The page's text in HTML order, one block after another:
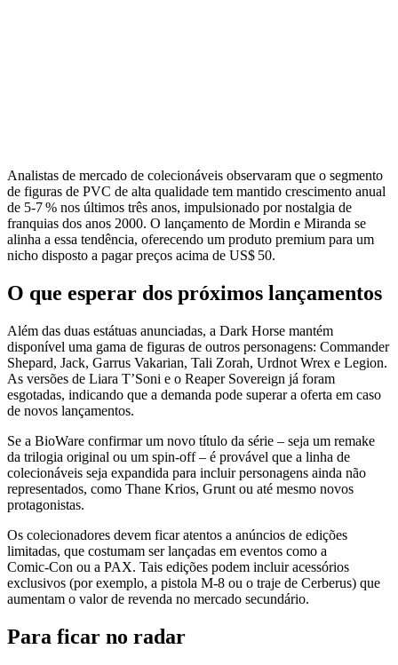
Analistas de mercado de colecionáveis observaram que o segmento
de figuras de PVC de alta qualidade tem mantido crescimento anual
de 5‑7 % nos últimos três anos, impulsionado por nostalgia de
franquias dos anos 2000. O lançamento de Mordin e Miranda se
alinha a essa tendência, oferecendo um produto premium para um
nicho disposto a pagar preços acima de US$ 50.
O que esperar dos próximos lançamentos
Além das duas estátuas anunciadas, a Dark Horse mantém
disponível uma gama de figuras de outros personagens: Commander
Shepard, Jack, Garrus Vakarian, Tali Zorah, Urdnot Wrex e Legion.
As versões de Liara T’Soni e o Reaper Sovereign já foram
esgotadas, indicando que a demanda pode superar a oferta em caso
de novos lançamentos.
Se a BioWare confirmar um novo título da série – seja um remake
da trilogia original ou um spin‑off – é provável que a linha de
colecionáveis seja expandida para incluir personagens ainda não
representados, como Thane Krios, Grunt ou até mesmo novos
protagonistas.
Os colecionadores devem ficar atentos a anúncios de edições
limitadas, que costumam ser lançadas em eventos como a
Comic‑Con ou a PAX. Tais edições podem incluir acessórios
exclusivos (por exemplo, a pistola M-8 ou o traje de Cerberus) que
aumentam o valor de revenda no mercado secundário.
Para ficar no radar